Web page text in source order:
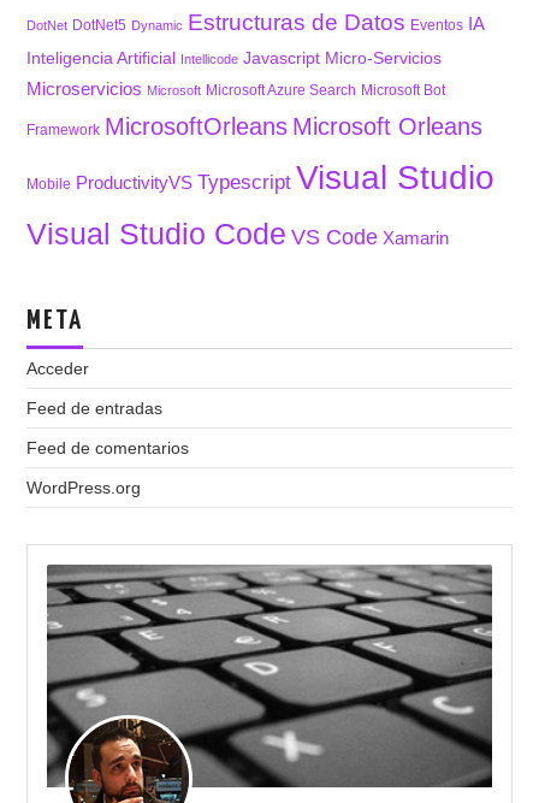
DotNet DotNet5 Dynamic Estructuras de Datos Eventos IA
Inteligencia Artificial Intellicode Javascript Micro-Servicios
Microservicios Microsoft Microsoft Azure Search Microsoft Bot
Framework MicrosoftOrleans Microsoft Orleans
Mobile ProductivityVS Typescript Visual Studio
Visual Studio Code VS Code Xamarin
META
Acceder
Feed de entradas
Feed de comentarios
WordPress.org